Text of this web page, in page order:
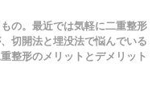
の。最近では気軽に二重整形
切開法と埋没法で悩んでいる
整形のメリットとデメリット